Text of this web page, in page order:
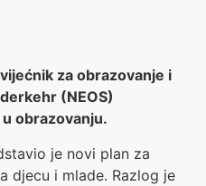
za obrazovanje i
(NEOS)
obrazovanju.
je novi plan za
djecu i mlade. Razlog je